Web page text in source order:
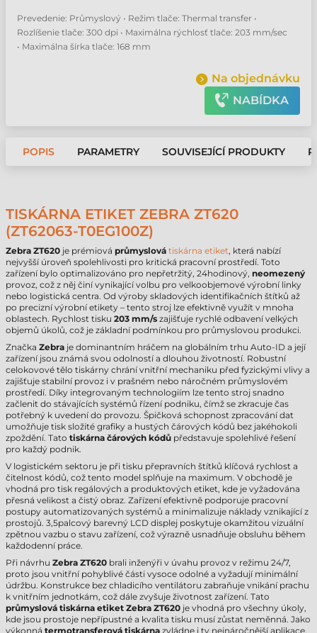
Prevedenie: Průmyslový • Režim tlače: Thermal transfer •
Rozlíšenie tlače: 300 dpi • Maximálna rýchlosť tlače: 203 mm/sec
• Maximálna šírka tlače: 168 mm
Na objednávku
NABÍDKA
POPIS PARAMETRY SOUVISEJÍCÍ PRODUKTY
TISKÁRNA ETIKET ZEBRA ZT620
(ZT62063-T0EG100Z)
Zebra ZT620 je prémiová průmyslová tiskárna etiket, která nabízí
nejvyšší úroveň spolehlivosti pro kritická pracovní prostředí. Toto
zařízení bylo optimalizováno pro nepřetržitý, 24hodinový, neomezený
provoz, což z něj činí vynikající volbu pro velkoobjemové výrobní linky
nebo logistická centra. Od výroby skladových identifikačních štítků až
po precizní výrobní etikety – tento stroj lze efektivně využít v mnoha
oblastech. Rychlost tisku 203 mm/s zajišťuje rychlé odbavení velkých
objemů úkolů, což je základní podmínkou pro průmyslovou produkci.
Značka Zebra je dominantním hráčem na globálním trhu Auto-ID a její
zařízení jsou známá svou odolností a dlouhou životností. Robustní
celokovové tělo tiskárny chrání vnitřní mechaniku před fyzickými vlivy a
zajišťuje stabilní provoz i v prašném nebo náročném průmyslovém
prostředí. Díky integrovaným technologiím lze tento stroj snadno
začlenit do stávajících systémů řízení podniku, čímž se zkracuje čas
potřebný k uvedení do provozu. Špičková schopnost zpracování dat
umožňuje tisk složité grafiky a hustých čárových kódů bez jakéhokoli
zpoždění. Tato tiskárna čárových kódů představuje spolehlivé řešení
pro každý podnik.
V logistickém sektoru je při tisku přepravních štítků klíčová rychlost a
čitelnost kódů, což tento model splňuje na maximum. V obchodě je
vhodná pro tisk regálových a produktových etiket, kde je vyžadována
přesná velikost a čistý obraz. Zařízení efektivně podporuje pracovní
postupy automatizovaných systémů a minimalizuje náklady vznikající z
prostojů. 3,5palcový barevný LCD displej poskytuje okamžitou vizuální
zpětnou vazbu o stavu zařízení, což výrazně usnadňuje obsluhu během
každodenní práce.
Při návrhu Zebra ZT620 brali inženýři v úvahu provoz v režimu 24/7,
proto jsou vnitřní pohyblivé části vysoce odolné a vyžadují minimální
údržbu. Konstrukce bez chladicího ventilátoru zabraňuje vnikání prachu
k vnitřním jednotkám, což dále zvyšuje životnost zařízení. Tato
průmyslová tiskárna etiket Zebra ZT620 je vhodná pro všechny úkoly,
kde jsou prostoje nepřípustné a kvalita tisku musí zůstat neměnná. Jako
výkonná termotransferová tiskárna zvládne i ty nejnáročnější aplikace.